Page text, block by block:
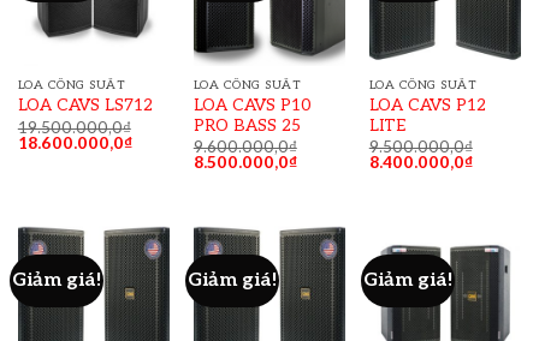
LOA CÔNG SUẤT
LOA CAVS LS712
19.500.000,0₫
18.600.000,0₫
LOA CÔNG SUẤT
LOA CAVS P10
PRO BASS 25
9.600.000,0₫
8.500.000,0₫
LOA CÔNG SUẤT
LOA CAVS P12
LITE
9.500.000,0₫
8.400.000,0₫
Giảm giá! Giảm giá! Giảm giá!